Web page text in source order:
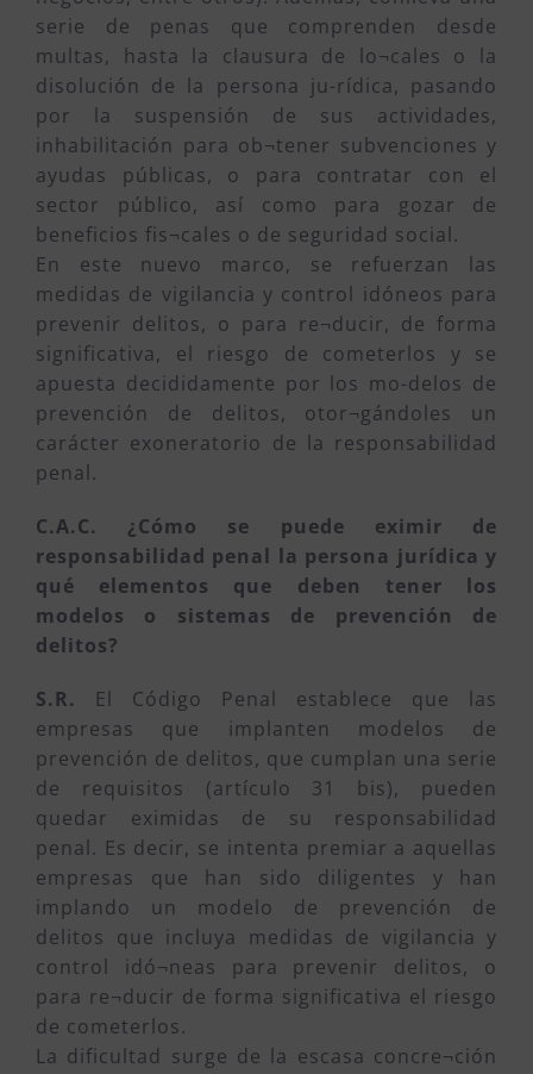
serie de penas que comprenden desde
multas, hasta la clausura de lo¬cales o la
disolución de la persona ju-rídica, pasando
por la suspensión de sus actividades,
inhabilitación para ob¬tener subvenciones y
ayudas públicas, o para contratar con el
sector público, así como para gozar de
beneficios fis¬cales o de seguridad social.
En este nuevo marco, se refuerzan las
medidas de vigilancia y control idóneos para
prevenir delitos, o para re¬ducir, de forma
significativa, el riesgo de cometerlos y se
apuesta decididamente por los mo-delos de
prevención de delitos, otor¬gándoles un
carácter exoneratorio de la responsabilidad
penal.
C.A.C. ¿Cómo se puede eximir de
responsabilidad penal la persona jurídica y
qué elementos que deben tener los
modelos o sistemas de prevención de
delitos?
S.R. El Código Penal establece que las
empresas que implanten modelos de
prevención de delitos, que cumplan una serie
de requisitos (artículo 31 bis), pueden
quedar eximidas de su responsabilidad
penal. Es decir, se intenta premiar a aquellas
empresas que han sido diligentes y han
implando un modelo de prevención de
delitos que incluya medidas de vigilancia y
control idó¬neas para prevenir delitos, o
para re¬ducir de forma significativa el riesgo
de cometerlos.
La dificultad surge de la escasa concre¬ción